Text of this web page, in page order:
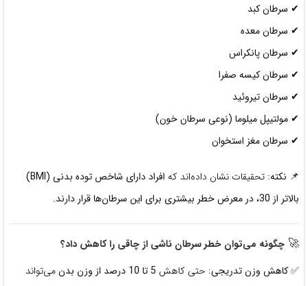
✔ سرطان کبد
✔ سرطان معده
✔ سرطان پانکراس
✔ سرطان کیسه صفرا
✔ سرطان تیروئید
✔ مولتیپل میلوما (نوعی سرطان خون)
✔ سرطان مغز استخوان
📌 نکته: تحقیقات نشان داده‌اند که
افراد دارای شاخص توده بدنی (BMI)
بالاتر از 30، در معرض خطر بیشتری برای این سرطان‌ها قرار دارند.
🚀 چگونه می‌توان خطر سرطان ناشی از چاقی را کاهش داد؟
✅کاهش وزن تدریجی: حتی کاهش 5 تا 10 درصد از وزن بدن
می‌تواند